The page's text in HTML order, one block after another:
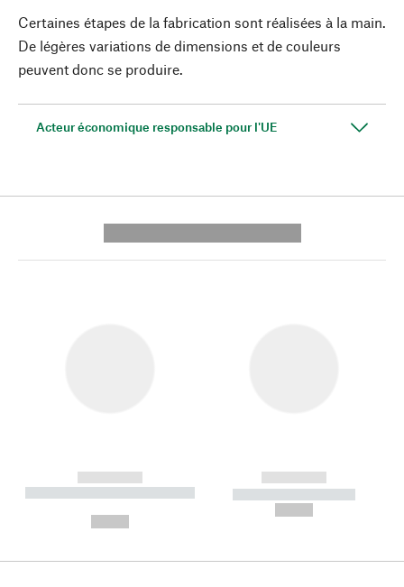
Certaines étapes de la fabrication sont réalisées à la main.
De légères variations de dimensions et de couleurs
peuvent donc se produire.
Acteur économique responsable pour l'UE
------------
----------- ----------- --------
------------
----------- -----------